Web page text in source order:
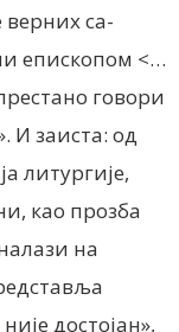
са-
епископом <…
говори
И заиста: од
литургије,
као прозба
на
достојан»,